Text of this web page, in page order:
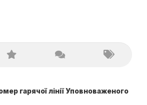
гарячої лінії Уповноваженого